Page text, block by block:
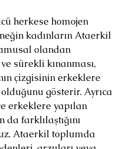
herkese homojen
kadınların Ataerkil
olandan
sürekli kınanması,
çizgisinin erkeklere
gösterir. Ayrıca
erkeklere yapılan
da farklılaştığını
Ataerkil toplumda